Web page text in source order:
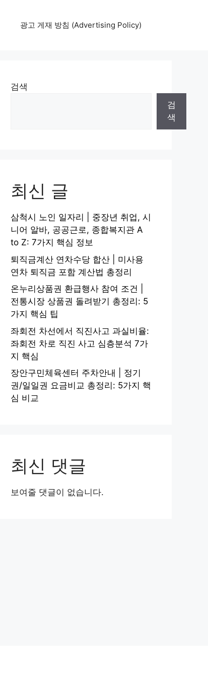
광고 게재 방침 (Advertising Policy)
검색
검
색
최신 글
삼척시 노인 일자리 | 중장년 취업, 시
니어 알바, 공공근로, 종합복지관 A
to Z: 7가지 핵심 정보
퇴직금계산 연차수당 합산 | 미사용
연차 퇴직금 포함 계산법 총정리
온누리상품권 환급행사 참여 조건 |
전통시장 상품권 돌려받기 총정리: 5
가지 핵심 팁
좌회전 차선에서 직진사고 과실비율:
좌회전 차로 직진 사고 심층분석 7가
지 핵심
장안구민체육센터 주차안내 | 정기
권/일일권 요금비교 총정리: 5가지 핵
심 비교
최신 댓글
보여줄 댓글이 없습니다.